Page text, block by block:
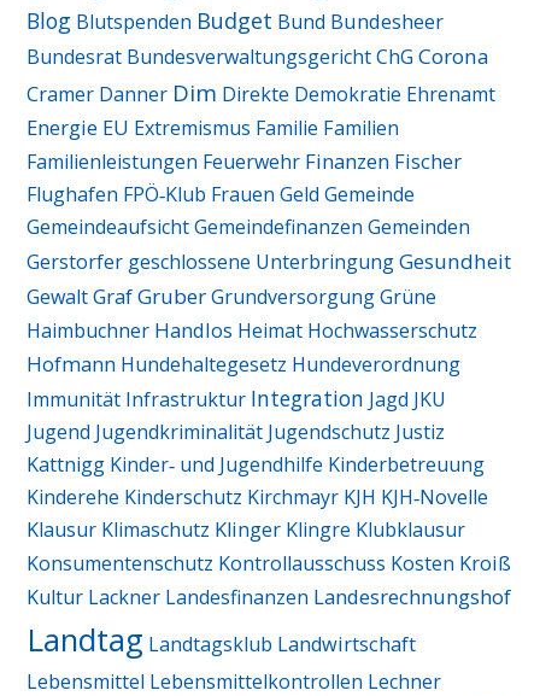
Blog Blutspenden Budget Bund Bundesheer
Bundesrat Bundesverwaltungsgericht ChG Corona
Cramer Danner Dim Direkte Demokratie Ehrenamt
Energie EU Extremismus Familie Familien
Familienleistungen Feuerwehr Finanzen Fischer
Flughafen FPÖ‑Klub Frauen Geld Gemeinde
Gemeindeaufsicht Gemeindefinanzen Gemeinden
Gerstorfer geschlossene Unterbringung Gesundheit
Gewalt GrafGruber Grundversorgung Grüne
Haimbuchner Handlos Heimat Hochwasserschutz
Hofmann Hundehaltegesetz Hundeverordnung
Immunität Infrastruktur Integration Jagd JKU
Jugend Jugendkriminalität Jugendschutz Justiz
Kattnigg Kinder‑ und Jugendhilfe Kinderbetreuung
Kinderehe Kinderschutz Kirchmayr KJH KJH‑Novelle
Klausur Klimaschutz Klinger Klingre Klubklausur
Konsumentenschutz Kontrollausschuss Kosten Kroiß
Kultur Lackner Landesfinanzen Landesrechnungshof
Landtag Landtagsklub Landwirtschaft
Lebensmittel Lebensmittelkontrollen Lechner